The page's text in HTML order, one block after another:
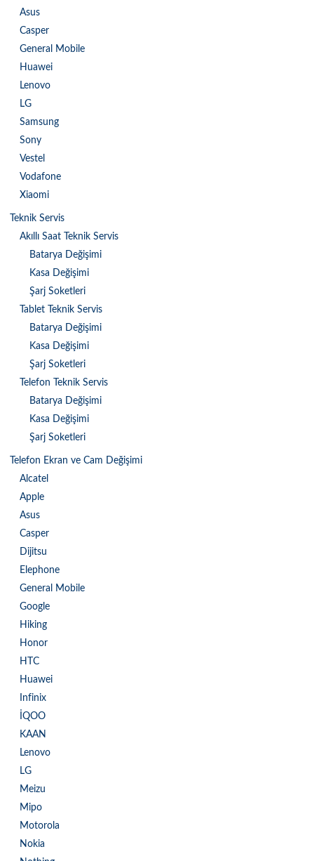
Asus
Casper
General Mobile
Huawei
Lenovo
LG
Samsung
Sony
Vestel
Vodafone
Xiaomi
Teknik Servis
Akıllı Saat Teknik Servis
Batarya Değişimi
Kasa Değişimi
Şarj Soketleri
Tablet Teknik Servis
Batarya Değişimi
Kasa Değişimi
Şarj Soketleri
Telefon Teknik Servis
Batarya Değişimi
Kasa Değişimi
Şarj Soketleri
Telefon Ekran ve Cam Değişimi
Alcatel
Apple
Asus
Casper
Dijitsu
Elephone
General Mobile
Google
Hiking
Honor
HTC
Huawei
Infinix
İQOO
KAAN
Lenovo
LG
Meizu
Mipo
Motorola
Nokia